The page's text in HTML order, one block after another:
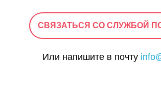
СВЯЗАТЬСЯ СО СЛУЖБОЙ
Или напишите в почту